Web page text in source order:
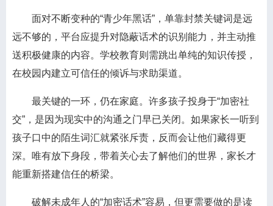
面对不断变种的“青少年黑话”，单靠封禁关键词是远
远不够的，平台应提升对隐蔽话术的识别能力，并主动推
送积极健康的内容。学校教育则需跳出单纯的知识传授，
在校园内建立可信任的倾诉与求助渠道。
最关键的一环，仍在家庭。许多孩子投身于“加密社
交”，是因为现实中的沟通之门早已关闭。如果家长一听到
孩子口中的陌生词汇就紧张斥责，反而会让他们藏得更
深。唯有放下身段，带着关心去了解他们的世界，家长才
能重新搭建信任的桥梁。
破解未成年人的“加密话术”容易，但更需要做的是读